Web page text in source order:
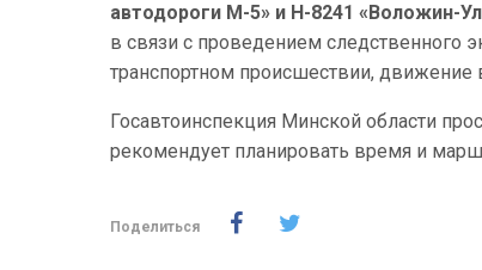
автодороги М-5» и Н-8241 «Воложин-
в связи с проведением следственного
транспортном происшествии, движение
Госавтоинспекция Минской области
рекомендует планировать время и
Поделиться